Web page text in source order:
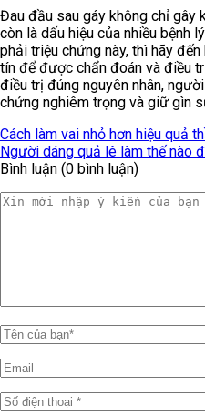
Đau đầu sau gáy không chỉ gây
còn là dấu hiệu của nhiều bệnh
phải triệu chứng này, thì hãy
tín để được chẩn đoán và điều
điều trị đúng nguyên nhân,
chứng nghiêm trọng và giữ gìn
Cách làm vai nhỏ hơn hiệu quả
Người dáng quả lê làm thế nào
Bình luận (0 bình luận)